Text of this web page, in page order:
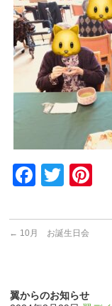
← 10月 お誕生日会
翼からのお知らせ